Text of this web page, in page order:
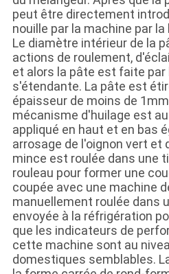
peut être directement
nouille par la machine par
Le diamètre intérieur de la
actions de roulement,
et alors la pâte est faite par
s'étendante. La pâte est
épaisseur de moins de
mécanisme d'huilage est
appliqué en haut et en bas
arrosage de l'oignon vert et
mince est roulée dans une
rouleau pour former une
coupée avec une machine
manuellement roulée dans
envoyée à la réfrigération
que les indicateurs de
cette machine sont au
domestiques semblables.